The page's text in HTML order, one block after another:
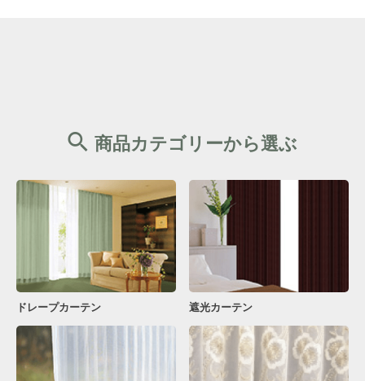
商品カテゴリーから選ぶ
ドレープカーテン 遮光カーテン